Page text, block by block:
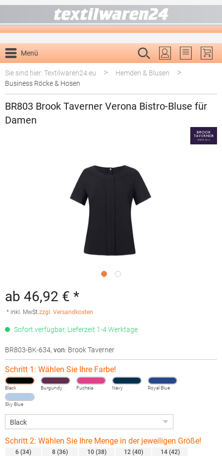
Menü
Du hast 0
Sie sind hier: Textilwaren24.eu
> Hemden & Blusen >
Business Röcke & Hosen
BR803 Brook Taverner Verona Bistro-Bluse für
Damen
ab 46,92 € *
* inkl. MwSt.zzgl. Versandkosten
Sofort verfügbar, Lieferzeit 1-4 Werktage
BR803-BK-634, von: Brook Taverner
Schritt 1: Wählen Sie Ihre Farbe!
Black Burgundy Fuchsia Navy Royal Blue
Sky Blue
Schritt 2: Wählen Sie Ihre Menge in der jeweiligen Größe!
6 (34)
8 (36)
10 (38)
12 (40)
14 (42)